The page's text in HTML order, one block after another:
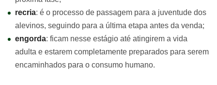
recria: é o processo de passagem para a juventude dos
alevinos, seguindo para a última etapa antes da venda;
engorda: ficam nesse estágio até atingirem a vida
adulta e estarem completamente preparados para serem
encaminhados para o consumo humano.